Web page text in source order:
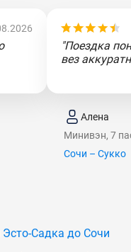
"Поездка
вез
Алена
Минивэн, 7
Сочи – Сукко
Эсто-Садка до Сочи